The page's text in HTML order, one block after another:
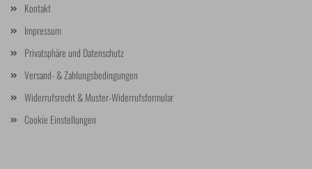
Kontakt
Impressum
Privatsphäre und Datenschutz
Versand- & Zahlungsbedingungen
Widerrufsrecht & Muster-Widerrufsformular
Cookie Einstellungen